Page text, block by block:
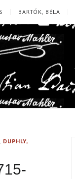
BARTÓK, BÉLA
, DUPHLY,